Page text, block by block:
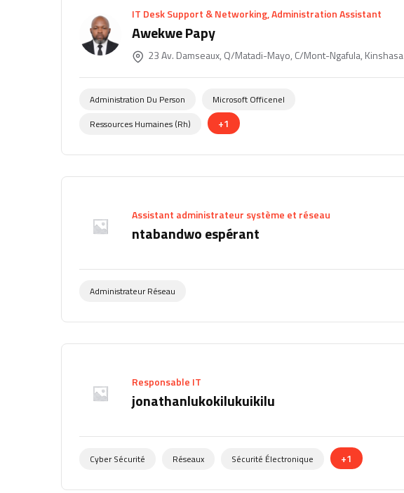
IT Desk Support & Networking, Administration Assistant
Awekwe Papy
23 Av. Damseaux, Q/Matadi-Mayo, C/Mont-Ngafula, Kinshasa
Administration Du Person
Microsoft Officenel
Ressources Humaines (rh)
+1
Assistant administrateur système et réseau
ntabandwo espérant
Administrateur Réseau
Responsable IT
jonathanlukokilukuikilu
Cyber Sécurité Réseaux Sécurité Électronique +1